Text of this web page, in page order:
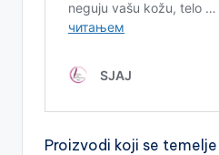
Proizvodi koji se temelje